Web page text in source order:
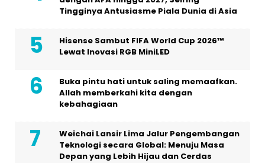
Tingginya Antusiasme Piala Dunia di Asia
Hisense Sambut FIFA World Cup 2026™
Lewat Inovasi RGB MiniLED
Buka pintu hati untuk saling memaafkan.
Allah memberkahi kita dengan
kebahagiaan
Weichai Lansir Lima Jalur Pengembangan
Teknologi secara Global: Menuju Masa
Depan yang Lebih Hijau dan Cerdas